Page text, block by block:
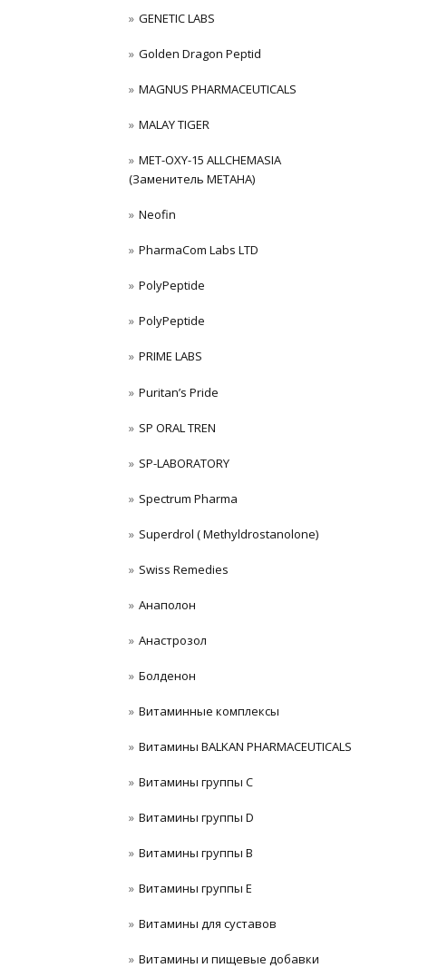
GENETIC LABS
Golden Dragon Peptid
MAGNUS PHARMACEUTICALS
MALAY TIGER
MET-OXY-15 ALLCHEMASIA
(Заменитель МЕТАНА)
Neofin
PharmaCom Labs LTD
PolyPeptide
PolyPeptide
PRIME LABS
Puritan’s Pride
SP ORAL TREN
SP-LABORATORY
Spectrum Pharma
Superdrol ( Methyldrostanolone)
Swiss Remedies
Анаполон
Анастрозол
Болденон
Витаминные комплексы
Витамины BALKAN PHARMACEUTICALS
Витамины группы C
Витамины группы D
Витамины группы В
Витамины группы Е
Витамины для суставов
Витамины и пищевые добавки